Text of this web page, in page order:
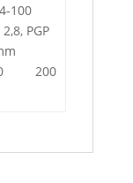
100
PGP
mm
200